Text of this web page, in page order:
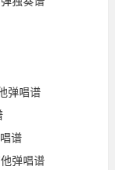
弹唱谱
谱
弹唱谱